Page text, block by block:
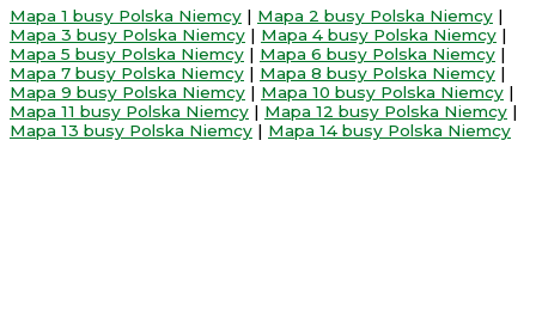
Mapa 1 busy Polska Niemcy | Mapa 2 busy Polska Niemcy |
Mapa 3 busy Polska Niemcy | Mapa 4 busy Polska Niemcy |
Mapa 5 busy Polska Niemcy | Mapa 6 busy Polska Niemcy |
Mapa 7 busy Polska Niemcy | Mapa 8 busy Polska Niemcy |
Mapa 9 busy Polska Niemcy | Mapa 10 busy Polska Niemcy |
Mapa 11 busy Polska Niemcy | Mapa 12 busy Polska Niemcy |
Mapa 13 busy Polska Niemcy | Mapa 14 busy Polska Niemcy